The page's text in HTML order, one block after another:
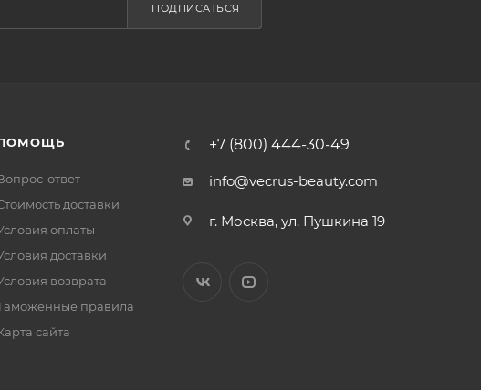
ПОДПИСАТЬСЯ
ответ
доставки
оплаты
доставки
возврата
правила
сайта
+7 (800) 444-30-49
info@vecrus-beauty.com
г. Москва, ул. Пушкина 19